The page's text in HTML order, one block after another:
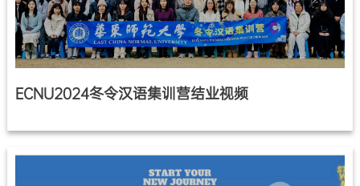
ECNU2024冬令汉语集训营结业视频